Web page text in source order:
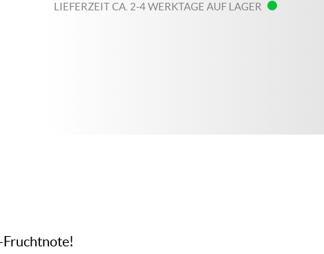
LIEFERZEIT CA. 2-4 WERKTAGE AUF LAGER
Fruchtnote!